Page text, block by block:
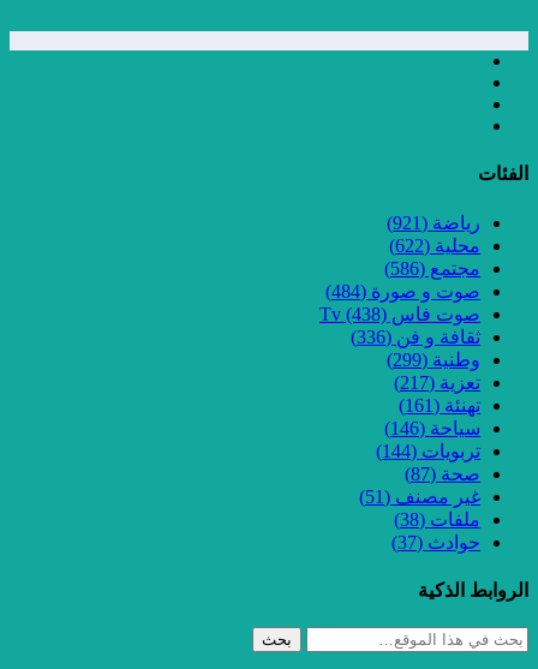
الفئات
رياضة (921)
محلية (622)
مجتمع (586)
صوت و صورة (484)
صوت فاس Tv (438)
ثقافة و فن (336)
وطنية (299)
تعزية (217)
تهنئة (161)
سياحة (146)
تربويات (144)
صحة (87)
غير مصنف (51)
ملفات (38)
حوادث (37)
الروابط الذكية
بحث